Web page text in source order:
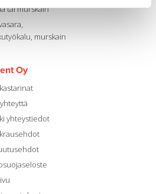
tai murskain
murskain
Oy
yhteystiedot